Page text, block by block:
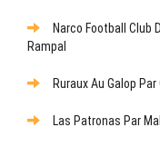
Narco Football Club
Rampal
Ruraux Au Galop
Las Patronas Par